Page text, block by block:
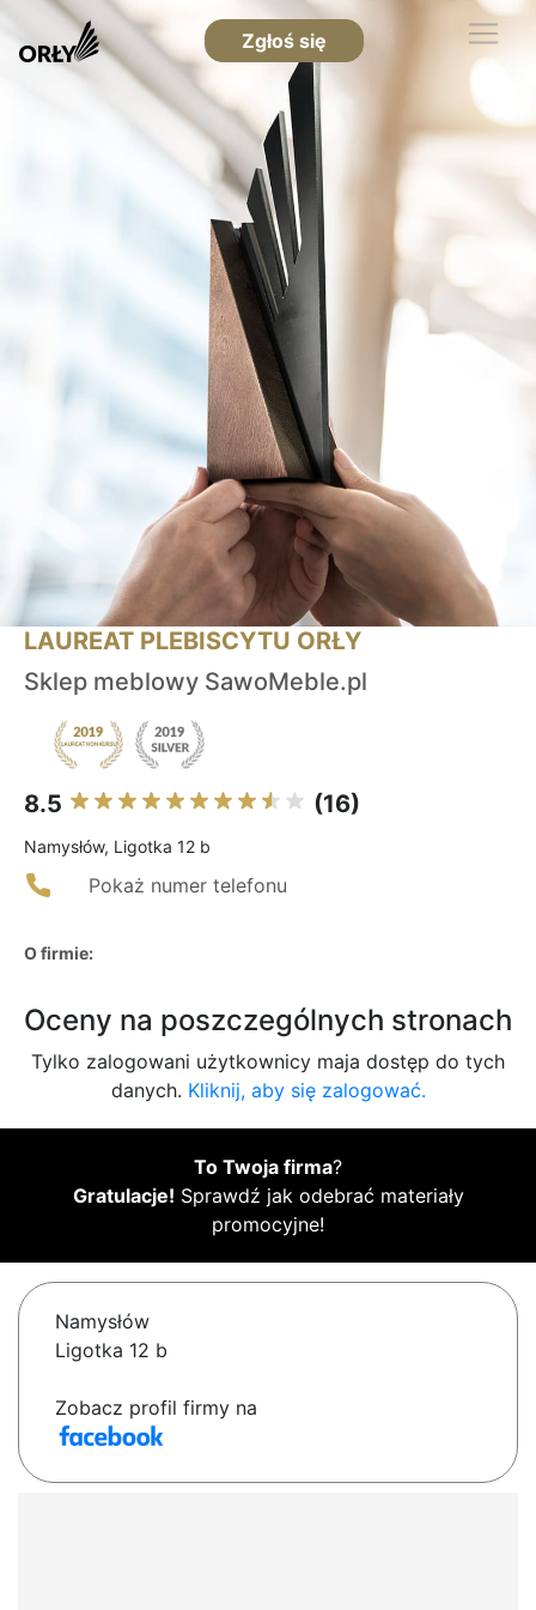
Zgłoś się
LAUREAT PLEBISCYTU ORŁY
Sklep meblowy SawoMeble.pl
8.5 (16)
Namysłów, Ligotka 12 b
Pokaż numer telefonu
O firmie:
Oceny na poszczególnych stronach
Tylko zalogowani użytkownicy maja dostęp do tych
danych. Kliknij, aby się zalogować.
To Twoja firma?
Gratulacje! Sprawdź jak odebrać materiały
promocyjne!
Namysłów
Ligotka 12 b
Zobacz profil firmy na